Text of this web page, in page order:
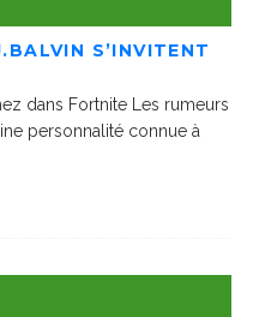
S’INVITENT
dans Fortnite Les rumeurs
personnalité connue à